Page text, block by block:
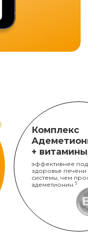
Комплекс
+
эффективнее
здоровье печени
системы, чем
адеметионин. 5